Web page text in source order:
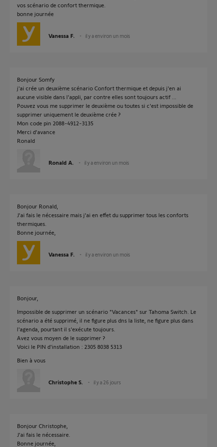
vos scénario de confort thermique.
bonne journée
Vanessa F. il y a environ un mois
Bonjour Somfy
j'ai crée un deuxième scénario Confort thermique et depuis j'en ai
aucune visible dans l'appli, par contre elles sont toujours actif ...
Pouvez vous me supprimer le deuxième ou toutes si c'est impossible de
supprimer uniquement le deuxième crée ?
Mon code pin 2088-4912-3135
Merci d'avance
Ronald
Ronald A. il y a environ un mois
Bonjour Ronald,
J'ai fais le nécessaire mais j'ai en effet du supprimer tous les conforts
thermiques.
Bonne journée,
Vanessa F. il y a environ un mois
Bonjour,
Impossible de supprimer un scénario "Vacances" sur Tahoma Switch. Le
scénario a été supprimé, il ne figure plus dns la liste, ne figure plus dans
l'agenda, pourtant il s'exécute toujours.
Avez vous moyen de le supprimer ?
Voici le PIN d'installation : 2305 8038 5313
Bien à vous
Christophe S. il y a 26 jours
Bonjour Christophe,
J'ai fais le nécessaire.
Bonne journée,